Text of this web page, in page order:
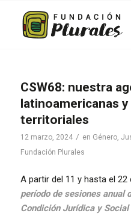
CSW68: nuestra
latinoamericanas
territoriales
12 marzo, 2024 / en Género,
Fundación Plurales
A partir del 11 y hasta el
período de sesiones anual
Condición Jurídica y